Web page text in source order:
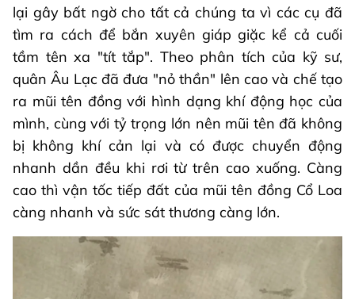
lại gây bất ngờ cho tất cả chúng ta vì các cụ đã
tìm ra cách để bắn xuyên giáp giặc kể cả cuối
tầm tên xa "tít tắp". Theo phân tích của kỹ sư,
quân Âu Lạc đã đưa "nỏ thần" lên cao và chế tạo
ra mũi tên đồng với hình dạng khí động học của
mình, cùng với tỷ trọng lớn nên mũi tên đã không
bị không khí cản lại và có được chuyển động
nhanh dần đều khi rơi từ trên cao xuống. Càng
cao thì vận tốc tiếp đất của mũi tên đồng Cổ Loa
càng nhanh và sức sát thương càng lớn.